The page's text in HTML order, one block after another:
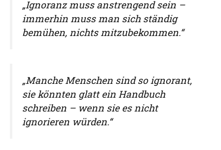
„Ignoranz muss anstrengend sein –
immerhin muss man sich ständig
bemühen, nichts mitzubekommen.“
„Manche Menschen sind so ignorant,
sie könnten glatt ein Handbuch
schreiben – wenn sie es nicht
ignorieren würden.“